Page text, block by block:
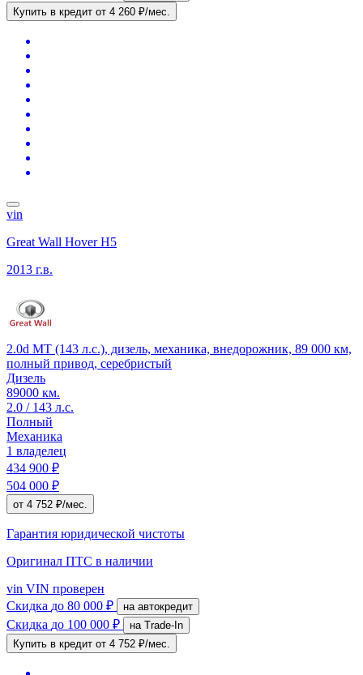
Купить в кредит от 4 260 ₽/мес.
vin
Great Wall Hover H5
2013 г.в.
2.0d MT (143 л.с.), дизель, механика, внедорожник, 89 000 км,
полный привод, серебристый
Дизель
89000 км.
2.0 / 143 л.с.
Полный
Механика
1 владелец
434 900 ₽
504 000 ₽
от 4 752 ₽/мес.
Гарантия юридической чистоты
Оригинал ПТС в наличии
vin VIN проверен
Скидка до 80 000 ₽ на автокредит
Скидка до 100 000 ₽
на Trade-In
Купить в кредит от 4 752 ₽/мес.